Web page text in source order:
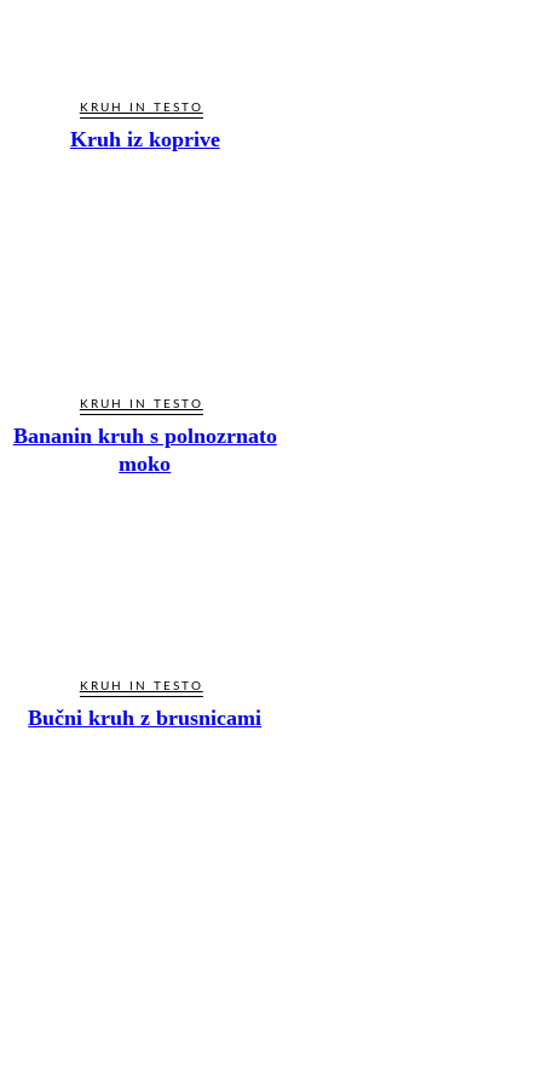
KRUH IN TESTO
Kruh iz koprive
KRUH IN TESTO
Bananin kruh s polnozrnato
moko
KRUH IN TESTO
Bučni kruh z brusnicami